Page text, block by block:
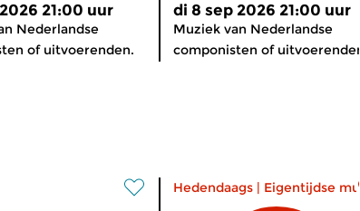
21:00 uur
Nederlandse
of uitvoerenden.
di 8 sep 2026 21:00 uur
Muziek van Nederlandse
componisten of
Hedendaags | Eigentijdse